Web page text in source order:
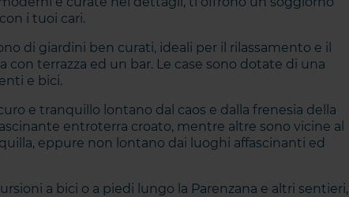
i tuoi cari.
di giardini ben curati, ideali per il rilassamento e il
con terrazza ed un bar. Le case sono dotate di una
e bici.
e tranquillo lontano dal caos e dalla frenesia della
entroterra croato, mentre altre sono vicine al
eppure non lontano dai luoghi affascinanti ed
a bici o a piedi lungo la Parenzana e altri sentieri,